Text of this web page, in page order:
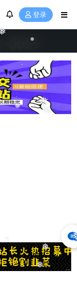
❅
❅
❅
❅
❅
❅
登录